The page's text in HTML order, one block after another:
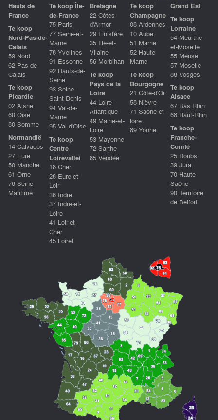
Hauts de
France
Te koop
Nord-Pas-de-
Calais
59 Nord
62 Pas-de-
Calais
Te koop
Picardie
02 Aisne
60 Oise
80 Somme
Normandië
14 Calvados
27 Eure
50 Manche
61 Orne
76 Seine-
Maritime
Te koop Île-
de-France
75 Paris
77 Seine-et-
Marne
78 Yvelines
91 Essonne
92 Hauts-de-
Seine
93 Seine-
Saint-Denis
94 Val-de-
Marne
95 Val-d'Oise
Te koop
Centre
Loirevallei
18 Cher
28 Eure-et-
Loir
36 Indre
37 Indre-et-
Loire
41 Loir-et-
Cher
45 Loiret
Bretagne
22 Côtes-
d'Armor
29 Finistère
35 Ille-et-
Vilaine
56 Morbihan
Te koop
Pays de la
Loire
44 Loire-
Atlantique
49 Maine-et-
Loire
53 Mayenne
72 Sarthe
85 Vendée
Te koop
Champagne
08 Ardennes
10 Aube
51 Marne
52 Haute
Marne
Te koop
Bourgogne
21 Côte-d'Or
58 Nièvre
71 Saône-et-
loire
89 Yonne
Grand Est
Te koop
Lorraine
54 Meurthe-
et-Moselle
55 Meuse
57 Moselle
88 Vosges
Te koop
Alsace
67 Bas Rhin
68 Haut-Rhin
Te koop
Franche-
Comté
25 Doubs
39 Jura
70 Haute
Saône
90 Territoire
de Belfort